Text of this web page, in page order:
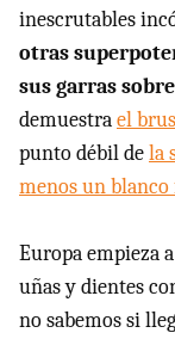
inescrutables
otras
sus garras
demuestrael
punto débil dela
menos un
Europa empieza
uñas y dientes
no sabemos si